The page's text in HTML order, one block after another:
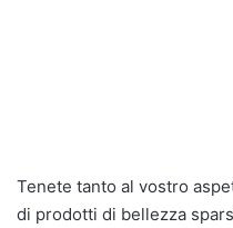
Tenete tanto al vostro
di prodotti di bellezza